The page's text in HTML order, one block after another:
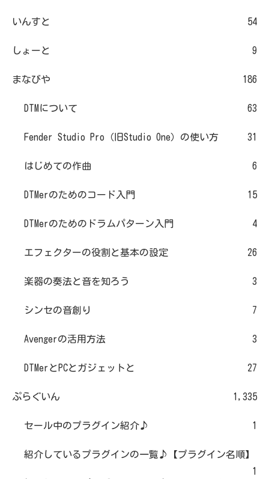
いんすと 54
しょーと 9
まなびや 186
DTMについて 63
Fender Studio Pro（旧Studio One）の使い方 31
はじめての作曲 6
DTMerのためのコード入門 15
DTMerのためのドラムパターン入門 4
エフェクターの役割と基本の設定 26
楽器の奏法と音を知ろう 3
シンセの音創り 7
Avengerの活用方法 3
DTMerとPCとガジェットと 27
ぷらぐいん 1,335
セール中のプラグイン紹介♪ 1
紹介しているプラグインの一覧♪【プラグイン名順】
1